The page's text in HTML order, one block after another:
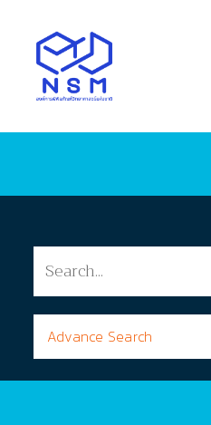
Advance Search